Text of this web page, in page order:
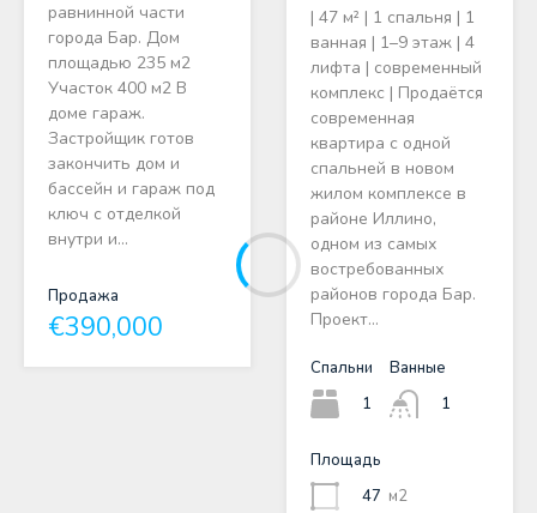
равнинной части
города Бар. Дом
площадью 235 м2
Участок 400 м2 В
доме гараж.
Застройщик готов
закончить дом и
бассейн и гараж под
ключ с отделкой
внутри и…
Продажа
€390,000
| 47 м² | 1 спальня | 1
ванная | 1–9 этаж | 4
лифта | современный
комплекс | Продаётся
современная
квартира с одной
спальней в новом
жилом комплексе в
районе Иллино,
одном из самых
востребованных
районов города Бар.
Проект…
Спальни
1
Ванные
1
Площадь
47 м2